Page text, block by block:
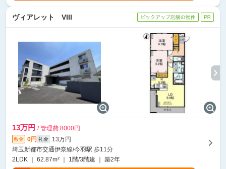
ヴィアレット VIII
13万円 / 管理費 8000円
敷金 0円 礼金
13万円
埼玉新都市交通伊奈線/今羽駅 歩11分
2LDK ｜ 62.87m² ｜ 1階/3階建 ｜ 築2年